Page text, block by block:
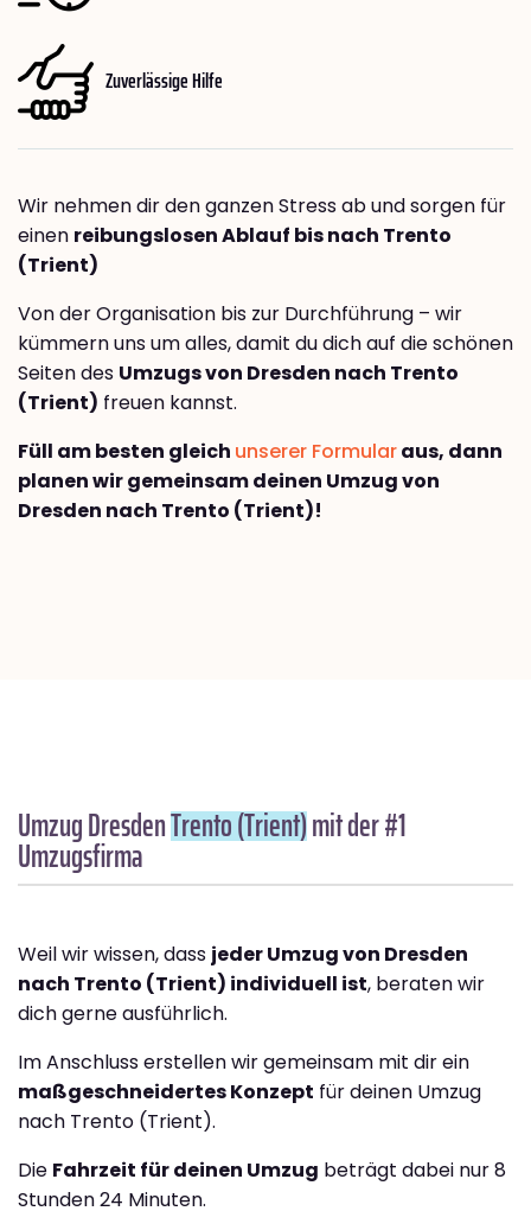
Zuverlässige Hilfe
Wir nehmen dir den ganzen Stress ab und sorgen für
einen reibungslosen Ablauf bis nach Trento
(Trient)
Von der Organisation bis zur Durchführung – wir
kümmern uns um alles, damit du dich auf die schönen
Seiten des Umzugs von Dresden nach Trento
(Trient) freuen kannst.
Füll am besten gleich unserer Formularaus, dann
planen wir gemeinsam deinen Umzug von
Dresden nach Trento (Trient)!
Umzug DresdenTrento (Trient)mit der #1
Umzugsfirma
Weil wir wissen, dass jeder Umzug von Dresden
nach Trento (Trient) individuell ist, beraten wir
dich gerne ausführlich.
Im Anschluss erstellen wir gemeinsam mit dir ein
maßgeschneidertes Konzept für deinen Umzug
nach Trento (Trient).
Die Fahrzeit für deinen Umzug beträgt dabei nur 8
Stunden 24 Minuten.